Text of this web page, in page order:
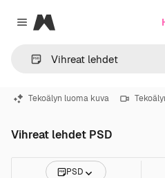
Close menu
Magnific
Tekoälyn luoma kuva
Vihreat lehdet PSD
PSD